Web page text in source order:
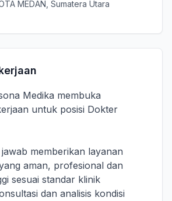
MEDAN, Sumatera Utara
Medika membuka
untuk posisi Dokter
memberikan layanan
aman, profesional dan
sesuai standar klinik
dan analisis kondisi